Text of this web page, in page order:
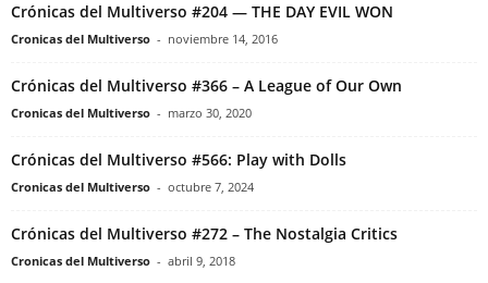
Crónicas del Multiverso #204 — THE DAY EVIL WON
Cronicas del Multiverso - noviembre 14, 2016
Crónicas del Multiverso #366 – A League of Our Own
Cronicas del Multiverso - marzo 30, 2020
Crónicas del Multiverso #566: Play with Dolls
Cronicas del Multiverso - octubre 7, 2024
Crónicas del Multiverso #272 – The Nostalgia Critics
Cronicas del Multiverso - abril 9, 2018